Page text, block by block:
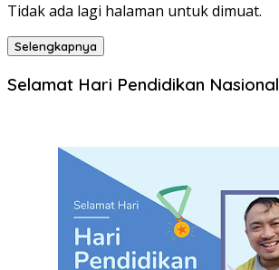
Tidak ada lagi halaman untuk dimuat.
Selengkapnya
Selamat Hari Pendidikan Nasional